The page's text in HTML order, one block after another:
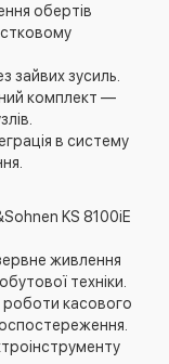
обертів
зайвих зусиль.
комплект —
в систему
KS 8100iE
живлення
техніки.
роботи касового